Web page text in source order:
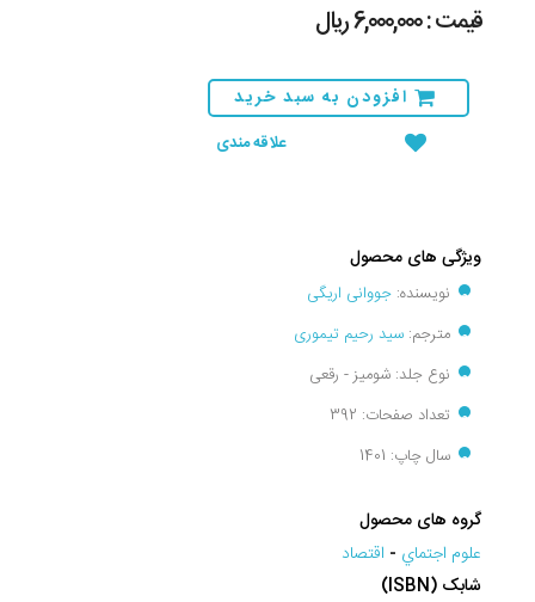
قیمت : 6,000,000 ريال
افزودن به سبد خرید
علاقه مندی
ویژگی های محصول
نویسنده: جووانی اریگی
مترجم: سید رحیم تیموری
نوع جلد: شومیز - رقعی
تعداد صفحات: 392
سال چاپ: 1401
گروه های محصول
علوم اجتماي - اقتصاد
شابک (ISBN)